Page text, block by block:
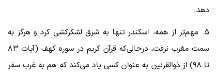
دهد.
۵. مهم‌تر از همه، اسکندر تنها به شرق لشکرکشی کرد و هرگز به
سمت مغرب نرفت، درحالی‌که قرآن کریم در سوره کهف (آیات ۸۳
تا ۹۸) از ذوالقرنین به عنوان کسی یاد می‌کند که هم به غرب سفر